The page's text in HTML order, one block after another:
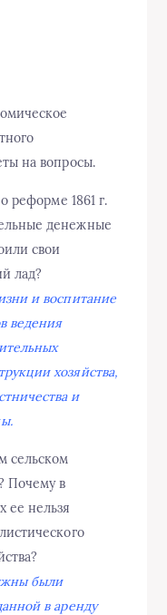
на вопросы.
реформе 1861 г.
денежные
свои
лад?
и воспитание
ведения
хозяйства,
и
сельском
Почему в
ее нельзя
были
в аренду